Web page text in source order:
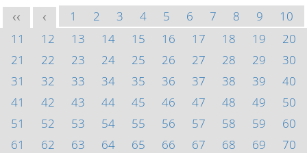
<< < 1 2 3 4 5 6 7 8 9
10
11
12 13 14 15 16 17 18 19
20
21
22 23 24 25 26 27 28 29
30
31
32 33 34 35 36 37 38 39
40
41
42 43 44 45 46 47 48 49
50
51
52 53 54 55 56 57 58 59
60
61
62 63 64 65 66 67 68 69
70